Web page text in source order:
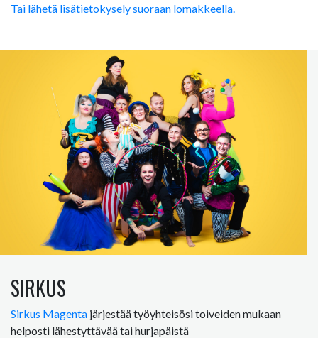
Tai lähetä lisätietokysely suoraan lomakkeella.
SIRKUS
Sirkus Magenta järjestää työyhteisösi toiveiden mukaan
helposti lähestyttävää tai hurjapäistä